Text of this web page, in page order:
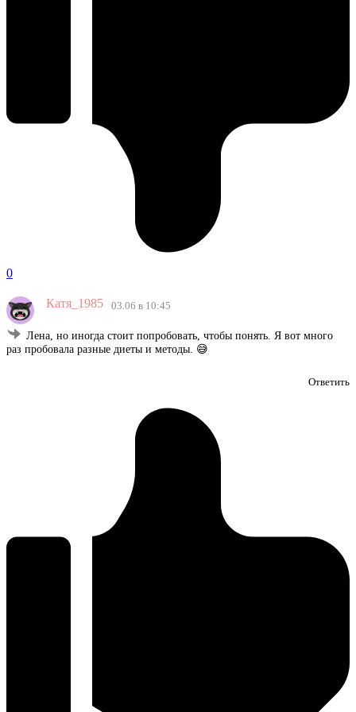
0
Катя_1985 03.06 в 10:45
Лена, но иногда стоит попробовать, чтобы понять. Я вот много
раз пробовала разные диеты и методы. 😅
Ответить